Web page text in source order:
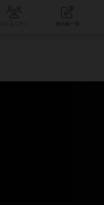
コミュニティ